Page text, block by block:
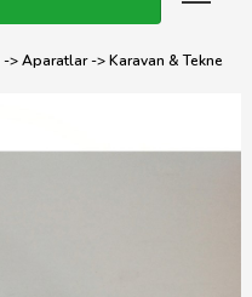
->Aparatlar-> Karavan & Tekne